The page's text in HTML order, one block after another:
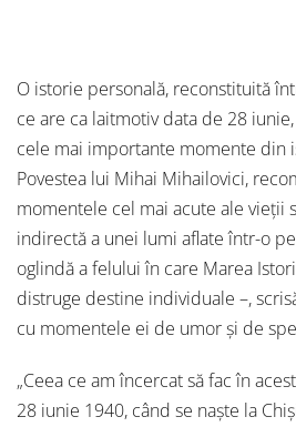
O istorie personală, reconstituită
ce are ca laitmotiv data de 28
cele mai importante momente din
Povestea lui Mihai Mihailovici,
momentele cel mai acute ale vieții
indirectă a unei lumi aflate într-o
oglindă a felului în care Marea
distruge destine individuale –,
cu momentele ei de umor și de
„Ceea ce am încercat să fac în
28 iunie 1940, când se naște la